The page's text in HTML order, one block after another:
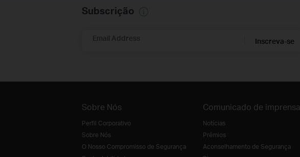
Subscrição
Email Address Inscreva-se
Sobre Nós
Perfil Corporativo
Sobre Nós
O Nosso Compromisso de Segurança
Comunicado de imprensa
Notícias
Prémios
Aconselhamento de Segurança